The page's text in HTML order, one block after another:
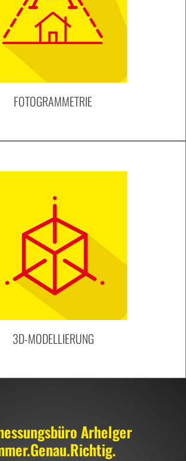
FOTOGRAMMETRIE
3D-MODELLIERUNG
Arhelger